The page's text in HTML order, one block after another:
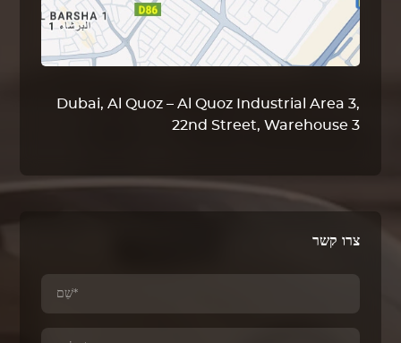
Dubai, Al Quoz – Al Quoz Industrial Area 3,
22nd Street, Warehouse 3
צרו קשר